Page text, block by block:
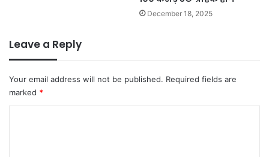
December 18, 2025
Leave a Reply
Your email address will not be published. Required fields are
marked *